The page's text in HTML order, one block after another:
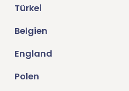
Türkei
Belgien
England
Polen